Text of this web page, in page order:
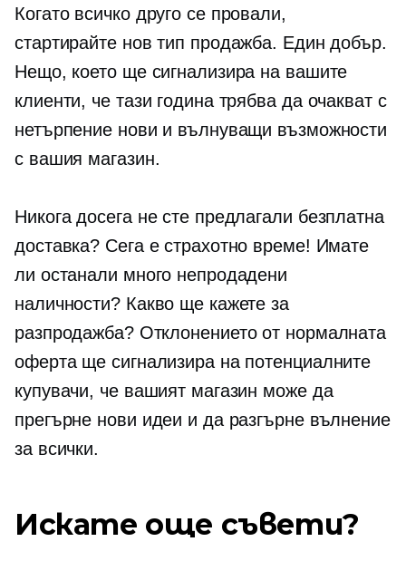
Когато всичко друго се провали,
стартирайте нов тип продажба. Един добър.
Нещо, което ще сигнализира на вашите
клиенти, че тази година трябва да очакват с
нетърпение нови и вълнуващи възможности
с вашия магазин.
Никога досега не сте предлагали безплатна
доставка? Сега е страхотно време! Имате
ли останали много непродадени
наличности? Какво ще кажете за
разпродажба? Отклонението от нормалната
оферта ще сигнализира на потенциалните
купувачи, че вашият магазин може да
прегърне нови идеи и да разгърне вълнение
за всички.
Искате още съвети?